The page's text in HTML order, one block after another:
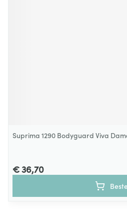
Suprima 1290 Bodyguard Viva
€ 36,70